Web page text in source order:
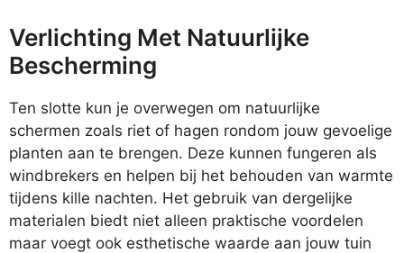
Verlichting Met Natuurlijke
Bescherming
Ten slotte kun je overwegen om natuurlijke
schermen zoals riet of hagen rondom jouw gevoelige
planten aan te brengen. Deze kunnen fungeren als
windbrekers en helpen bij het behouden van warmte
tijdens kille nachten. Het gebruik van dergelijke
materialen biedt niet alleen praktische voordelen
maar voegt ook esthetische waarde aan jouw tuin